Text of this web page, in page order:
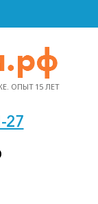
ОПЫТ 15 ЛЕТ
27